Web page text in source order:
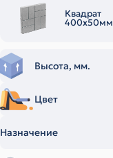
Квадрат
400х50мм
Высота, мм.
Цвет
Назначение